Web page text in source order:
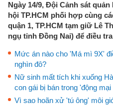
Ngày 14/9, Đội Cảnh sát
hội TP.HCM phối hợp cùng
quận 1, TP.HCM tạm giữ Lê
ngụ tỉnh Đồng Nai) để điều
Mức án nào cho 'Má mì 9X'
nghìn đô?
Nữ sinh mất tích khi xuống
con gái bị bán trong 'động mại
Vì sao hoãn xử 'tú ông' môi